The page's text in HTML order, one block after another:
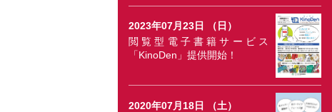
2023年07月23日 （日）
閲覧型電子書籍サービス
「KinoDen」提供開始！
2020年07月18日 （土）